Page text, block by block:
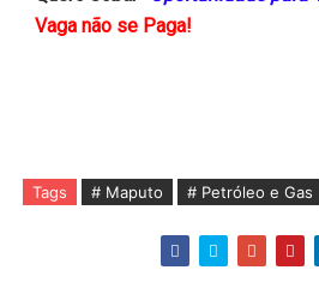
Vaga não se Paga!
Tags # Maputo # Petróleo e Gas